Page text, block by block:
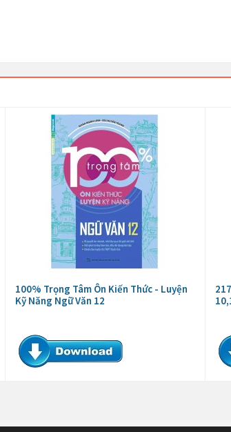
100% Trọng Tâm Ôn Kiến Thức - Luyện
Kỹ Năng Ngữ Văn 12